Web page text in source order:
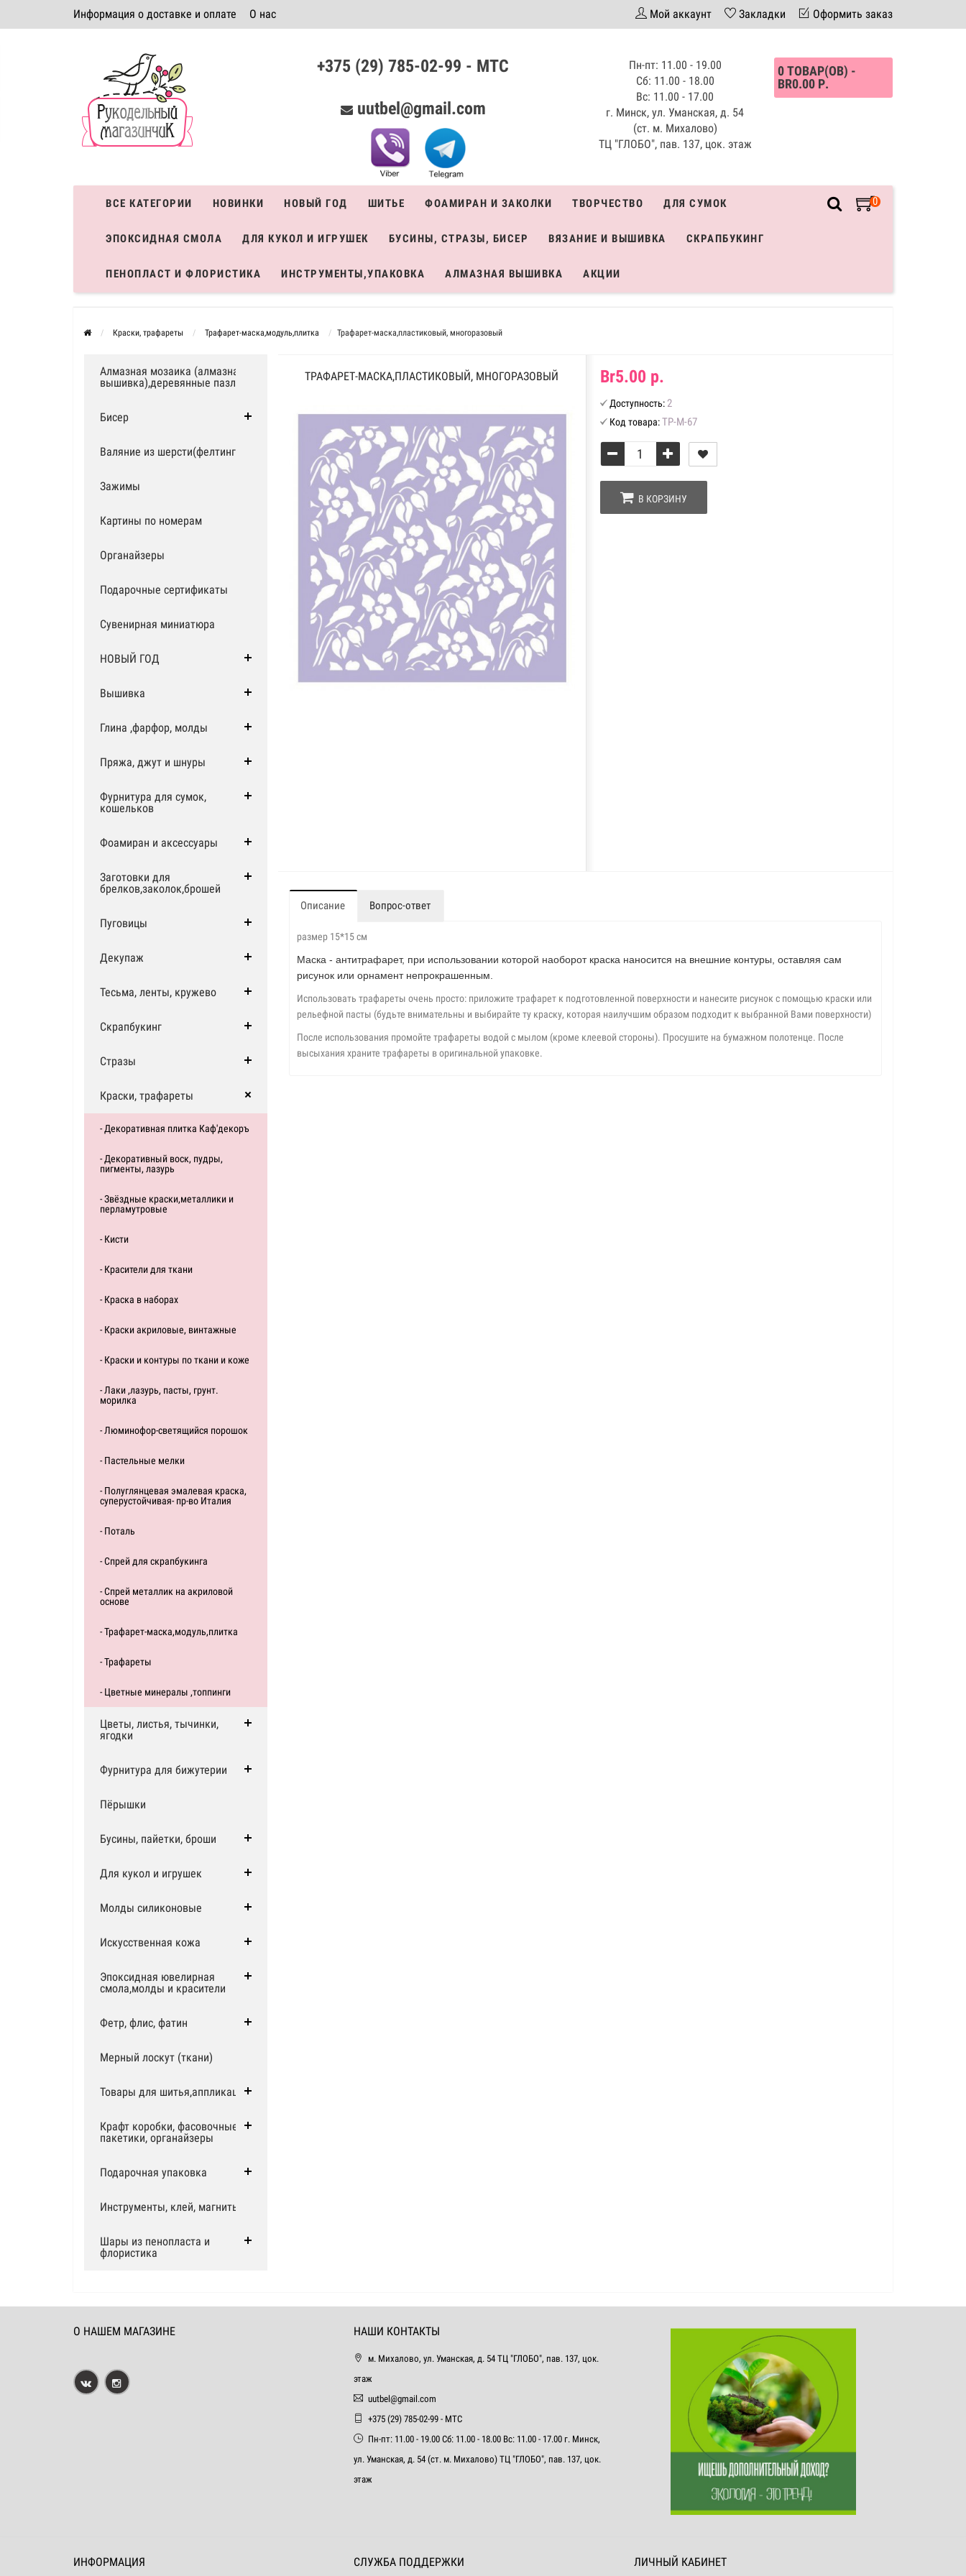
Информация о доставке и оплате О нас
Система скидок
Мой аккаунт Закладки Оформить заказ
+375 (29) 785-02-99 - МТС
uutbel@gmail.com
Пн-пт: 11.00 - 19.00
Сб: 11.00 - 18.00
Вс: 11.00 - 17.00
г. Минск, ул. Уманская, д. 54
(ст. м. Михалово)
ТЦ "ГЛОБО", пав. 137, цок. этаж
0 ТОВАР(ОВ) -
BR0.00 Р.
0
ВСЕ КАТЕГОРИИ НОВИНКИ НОВЫЙ ГОД ШИТЬЕ ФОАМИРАН И ЗАКОЛКИ ТВОРЧЕСТВО ДЛЯ СУМОК
ЭПОКСИДНАЯ СМОЛА ДЛЯ КУКОЛ И ИГРУШЕК БУСИНЫ, СТРАЗЫ, БИСЕР ВЯЗАНИЕ И ВЫШИВКА СКРАПБУКИНГ
ПЕНОПЛАСТ И ФЛОРИСТИКА ИНСТРУМЕНТЫ,УПАКОВКА АЛМАЗНАЯ ВЫШИВКА АКЦИИ
Краски, трафареты Трафарет-маска,модуль,плитка Трафарет-маска,пластиковый, многоразовый
Алмазная мозаика (алмазная
вышивка),деревянные пазлы
Бисер
Валяние из шерсти(фелтинг)
Зажимы
Картины по номерам
Органайзеры
Подарочные сертификаты
Сувенирная миниатюра
НОВЫЙ ГОД
Вышивка
Глина ,фарфор, молды
Пряжа, джут и шнуры
Фурнитура для сумок,
кошельков
Фоамиран и аксессуары
Заготовки для
брелков,заколок,брошей
Пуговицы
Декупаж
Тесьма, ленты, кружево
Скрапбукинг
Стразы
Краски, трафареты
- Декоративная плитка Каф'декоръ
- Декоративный воск, пудры,
пигменты, лазурь
- Звёздные краски,металлики и
перламутровые
- Кисти
- Красители для ткани
- Краска в наборах
- Краски акриловые, винтажные
- Краски и контуры по ткани и коже
- Лаки ,лазурь, пасты, грунт.
морилка
- Люминофор-светящийся порошок
- Пастельные мелки
- Полуглянцевая эмалевая краска,
суперустойчивая- пр-во Италия
- Поталь
- Спрей для скрапбукинга
- Спрей металлик на акриловой
основе
- Трафарет-маска,модуль,плитка
- Трафареты
- Цветные минералы ,топпинги
Цветы, листья, тычинки,
ягодки
Фурнитура для бижутерии
Пёрышки
Бусины, пайетки, броши
Для кукол и игрушек
Молды силиконовые
Искусственная кожа
Эпоксидная ювелирная
смола,молды и красители
Фетр, флис, фатин
Мерный лоскут (ткани)
Товары для шитья,аппликации
Крафт коробки, фасовочные
пакетики, органайзеры
Подарочная упаковка
Инструменты, клей, магниты
Шары из пенопласта и
флористика
ТРАФАРЕТ-МАСКА,ПЛАСТИКОВЫЙ, МНОГОРАЗОВЫЙ Br5.00 р.
Доступность:2
Код товара: ТР-М-67
В КОРЗИНУ
Описание Вопрос-ответ
размер 15*15 см
Маска - антитрафарет, при использовании которой наоборот краска наносится на внешние контуры, оставляя сам
рисунок или орнамент непрокрашенным.
Использовать трафареты очень просто: приложите трафарет к подготовленной поверхности и нанесите рисунок с помощью краски или
рельефной пасты (будьте внимательны и выбирайте ту краску, которая наилучшим образом подходит к выбранной Вами поверхности)
После использования промойте трафареты водой с мылом (кроме клеевой стороны). Просушите на бумажном полотенце. После
высыхания храните трафареты в оригинальной упаковке.
О НАШЕМ МАГАЗИНЕ НАШИ КОНТАКТЫ
м. Михалово, ул. Уманская, д. 54 ТЦ "ГЛОБО", пав. 137, цок.
этаж
uutbel@gmail.com
+375 (29) 785-02-99 - МТС
Пн-пт: 11.00 - 19.00 Сб: 11.00 - 18.00 Вс: 11.00 - 17.00 г. Минск,
ул. Уманская, д. 54 (ст. м. Михалово) ТЦ "ГЛОБО", пав. 137, цок.
этаж
ИНФОРМАЦИЯ СЛУЖБА ПОДДЕРЖКИ ЛИЧНЫЙ КАБИНЕТ